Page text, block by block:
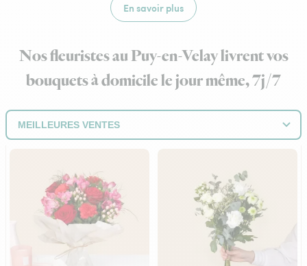
En savoir plus
Nos fleuristes au Puy-en-Velay livrent vos
bouquets à domicile le jour même, 7j/7